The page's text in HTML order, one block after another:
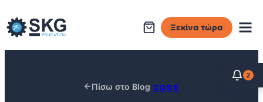
στο
περιεχόμενο
Ξεκίνα τώρα
Πίσω στο Blog CODE
2